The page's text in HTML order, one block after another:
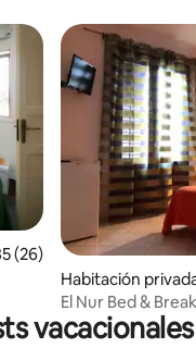
promedio: 4.85 de
(26)
Habitación
Lo Capo
El Nur Bed &